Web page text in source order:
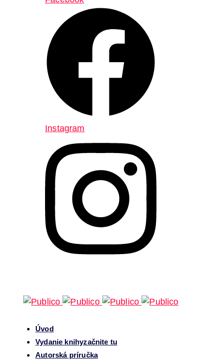
Instagram
Úvod
Vydanie knihyzačnite tu
Autorská príručka